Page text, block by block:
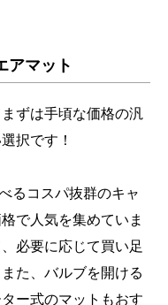
アマット
ずは手頃な価格の汎
択です！
るコスパ抜群のキャ
で人気を集めていま
必要に応じて買い足
た、バルブを開ける
ー式のマットもおす